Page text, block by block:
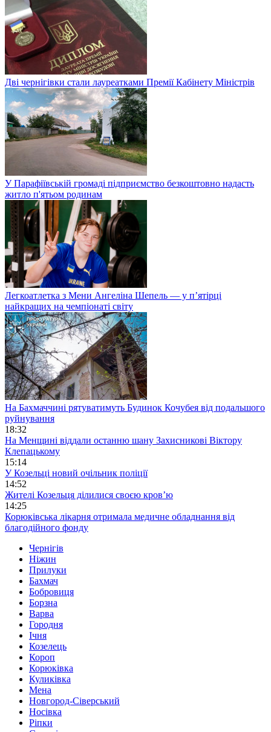
Дві чернігівки стали лауреатками Премії Кабінету Міністрів
У Парафіївській громаді підприємство безкоштовно надасть
житло п'ятьом родинам
Легкоатлетка з Мени Ангеліна Шепель — у п’ятірці
найкращих на чемпіонаті світу
На Бахмаччині рятуватимуть Будинок Кочубея від подальшого
руйнування
18:32
На Менщині віддали останню шану Захисникові Віктору
Клепацькому
15:14
У Козельці новий очільник поліції
14:52
Жителі Козельця ділилися своєю кров’ю
14:25
Корюківська лікарня отримала медичне обладнання від
благодійного фонду
Чернігів
Ніжин
Прилуки
Бахмач
Бобровиця
Борзна
Варва
Городня
Ічня
Козелець
Короп
Корюківка
Куликівка
Мена
Новгород-Сіверський
Носівка
Ріпки